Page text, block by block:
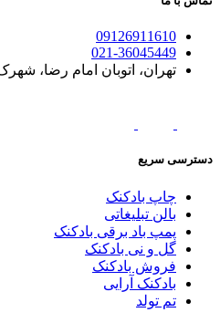
09126911610
021-36045449
تهران، اتوبان امام رضا،
دسترسی سریع
چاپ بادکنک
بالن تبلیغاتی
پمپ باد برقی بادکنک
گل و نی بادکنک
فروش بادکنک
بادکنک آرایی
تم تولد